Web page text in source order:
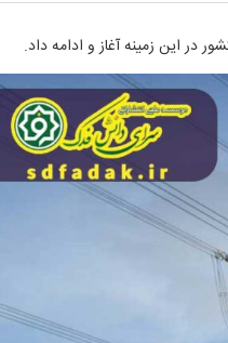
در این زمینه آغاز و ادامه داد.